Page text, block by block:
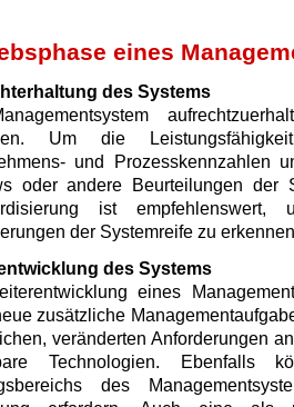
eines
des Systems
Um die
und Prozesskennzahlen
oder andere Beurteilungen der
ist
der Systemreife zu
des Systems
eines
zusätzliche
veränderten Anforderungen
Technologien. Ebenfalls
des